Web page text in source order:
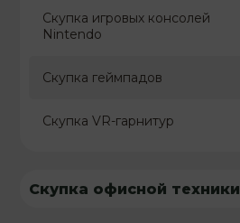
Скупка игровых консолей
Nintendo
Скупка геймпадов
Скупка VR-гарнитур
Скупка офисной техники